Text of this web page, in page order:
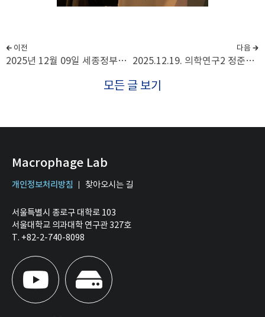
🡰 이전
2025년 12월 09일 세종정부종합청사 해양수산부 발표 석승혁 교수님
다음 🡲
2025.12.19. 의학연구2 정준영 학생 우수 구연상 수상을 축하드립니다
모든 글 보기
Macrophage Lab
개인정보처리방침 찾아오시는 길
서울특별시 종로구 대학로 103
서울대학교 의과대학 연구관 327호
T. +82-2-740-8098